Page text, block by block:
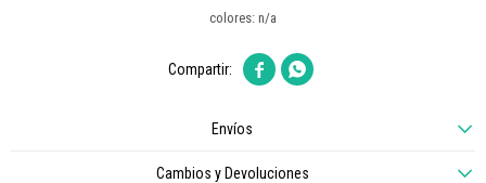
colores: n/a
 
Envíos
Cambios y Devoluciones